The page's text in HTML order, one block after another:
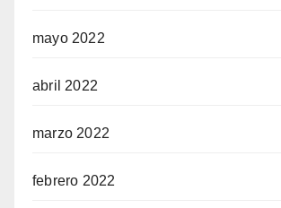
mayo 2022
abril 2022
marzo 2022
febrero 2022